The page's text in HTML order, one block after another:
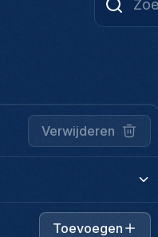
Verwijderen
Toevoegen